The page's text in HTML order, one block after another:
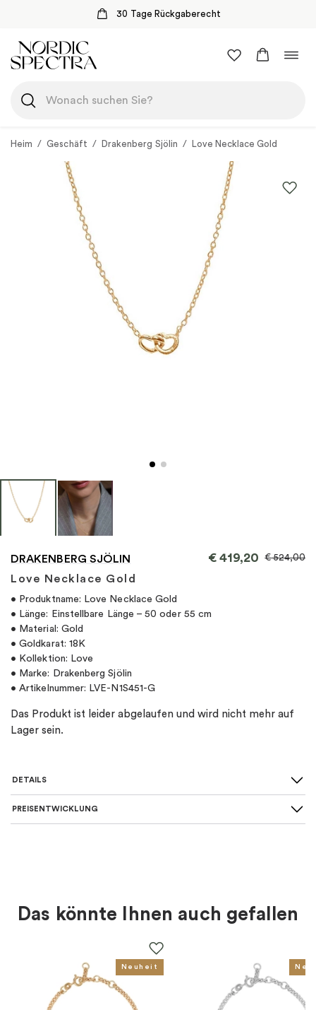
30 Tage Rückgaberecht
Inhalt
springen
Heim / Geschäft / Drakenberg Sjölin / Love Necklace Gold
DRAKENBERG SJÖLIN
Love Necklace Gold
€419,20 €524,00
• Produktname: Love Necklace Gold
• Länge: Einstellbare Länge – 50 oder 55 cm
• Material: Gold
• Goldkarat: 18K
• Kollektion: Love
• Marke: Drakenberg Sjölin
• Artikelnummer: LVE-N1S451-G
Das Produkt ist leider abgelaufen und wird nicht mehr auf
Lager sein.
DETAILS
SKU
7333196007373
Kollektion Love
PREISENTWICKLUNG
Das könnte Ihnen auch gefallen
Neuheit